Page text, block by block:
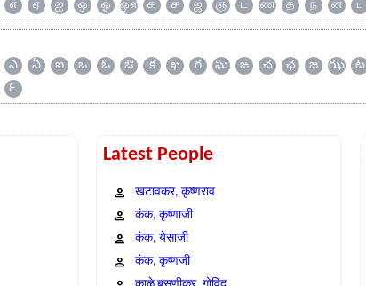
எ ஏ ஐ ஒ ஓ ஔ க ச ஜ ஞ ட ண த ந ன ப
ఎ ఏ ఐ ఒ ఓ ఔ క ఖ గ ఘ ఙ చ ఛ జ ఝ ట
౬
Latest People
खटावकर, कृष्णराव
कंक, कृष्णाजी
कंक, येसाजी
कंक, कृष्णजी